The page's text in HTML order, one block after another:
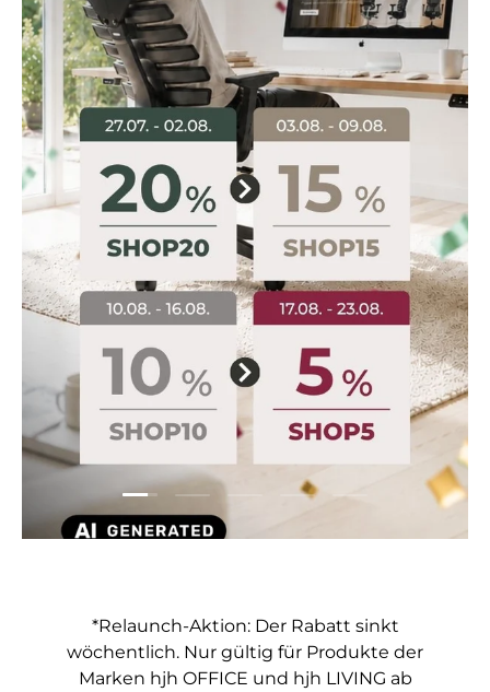
Folie laden 1 von 5
Folie laden 2 von 5
Folie laden 3 von 5
Folie laden 4 von 5
Folie laden 5
*Relaunch-Aktion: Der Rabatt sinkt
wöchentlich. Nur gültig für Produkte der
Marken hjh OFFICE und hjh LIVING ab